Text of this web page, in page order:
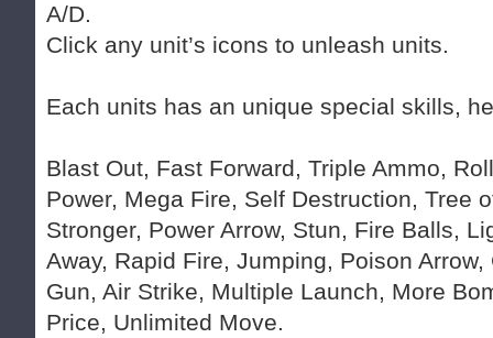
A/D.
Click any unit’s icons to unleash units.
Each units has an unique special skills,
Blast Out, Fast Forward, Triple Ammo,
Power, Mega Fire, Self Destruction, Tree
Stronger, Power Arrow, Stun, Fire Balls,
Away, Rapid Fire, Jumping, Poison
Gun, Air Strike, Multiple Launch, More
Price, Unlimited Move.